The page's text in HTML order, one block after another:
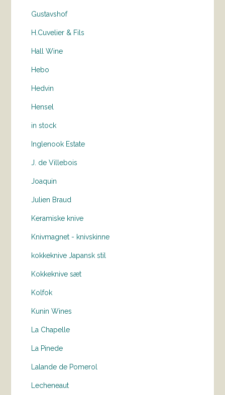
Gustavshof
H.Cuvelier & Fils
Hall Wine
Hebo
Hedvin
Hensel
in stock
Inglenook Estate
J. de Villebois
Joaquin
Julien Braud
Keramiske knive
Knivmagnet - knivskinne
kokkeknive Japansk stil
Kokkeknive sæt
Kolfok
Kunin Wines
La Chapelle
La Pinede
Lalande de Pomerol
Lecheneaut